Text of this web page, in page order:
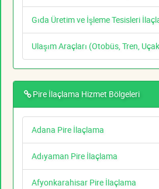
Gıda Üretim ve İşleme Tesisleri
Ulaşım Araçları (Otobüs, Tren,
Pire İlaçlama Hizmet Bölgeleri
Adana Pire İlaçlama
Adıyaman Pire İlaçlama
Afyonkarahisar Pire İlaçlama